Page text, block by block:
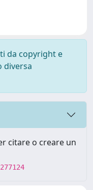
da copyright e
diversa
citare o creare un